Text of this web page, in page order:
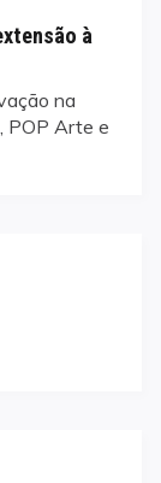
à
na
POP Arte e